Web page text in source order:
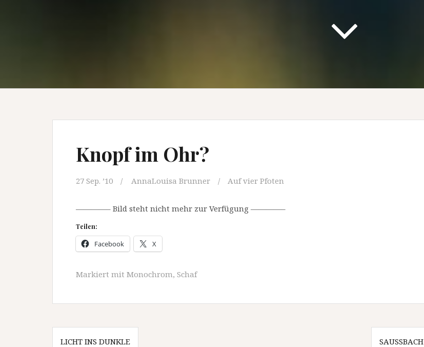
Knopf im Ohr?
27 Sep. ’10 AnnaLouisa Brunner Auf vier Pfoten
————– Bild steht nicht mehr zur Verfügung ————–
Teilen:
Facebook X
Markiert mit Monochrom, Schaf
Beitragsnavigation
LICHT INS DUNKLE SAUSSBACH